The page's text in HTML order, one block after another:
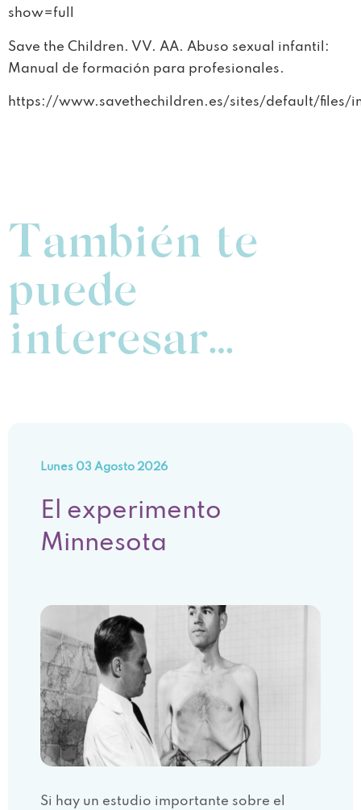
show=full
Save the Children. VV. AA. Abuso sexual infantil:
Manual de formación para profesionales.
https://www.savethechildren.es/sites/default/files/
También te
puede
interesar…
Lunes 03 Agosto 2026
El experimento
Minnesota
Si hay un estudio importante sobre el